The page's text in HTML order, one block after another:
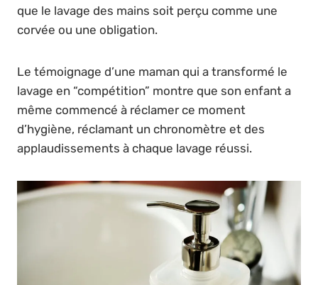
que le lavage des mains soit perçu comme une
corvée ou une obligation.
Le témoignage d’une maman qui a transformé le
lavage en “compétition” montre que son enfant a
même commencé à réclamer ce moment
d’hygiène, réclamant un chronomètre et des
applaudissements à chaque lavage réussi.